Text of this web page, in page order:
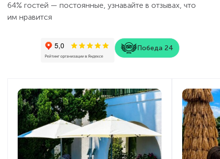
64% гостей — постоянные, узнавайте в отзывах, что
им нравится
Победа 24